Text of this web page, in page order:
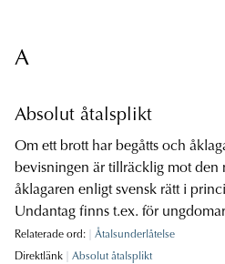
A
Absolut åtalsplikt
Om ett brott har begåtts och
bevisningen är tillräcklig mot den
åklagaren enligt svensk rätt i
Undantag finns t.ex. för
Relaterade ord:
Åtalsunderlåtelse
Direktlänk
Absolut åtalsplikt